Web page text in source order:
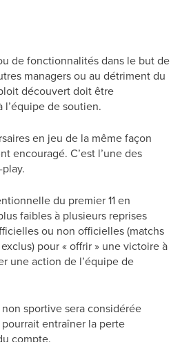
de fonctionnalités dans le but de
managers ou au détriment du
découvert doit être
de soutien.
en jeu de la même façon
encouragé. C’est l’une des
du premier 11 en
faibles à plusieurs reprises
ou non officielles (matchs
pour « offrir » une victoire à
une action de l’équipe de
sportive sera considérée
entraîner la perte
compte.